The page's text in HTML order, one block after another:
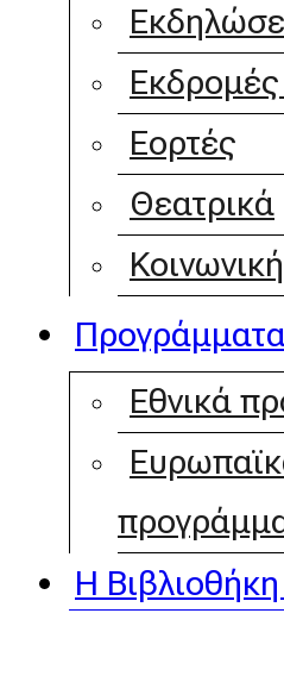
Εορτές
Θεατρικά
Εθνικά
Η